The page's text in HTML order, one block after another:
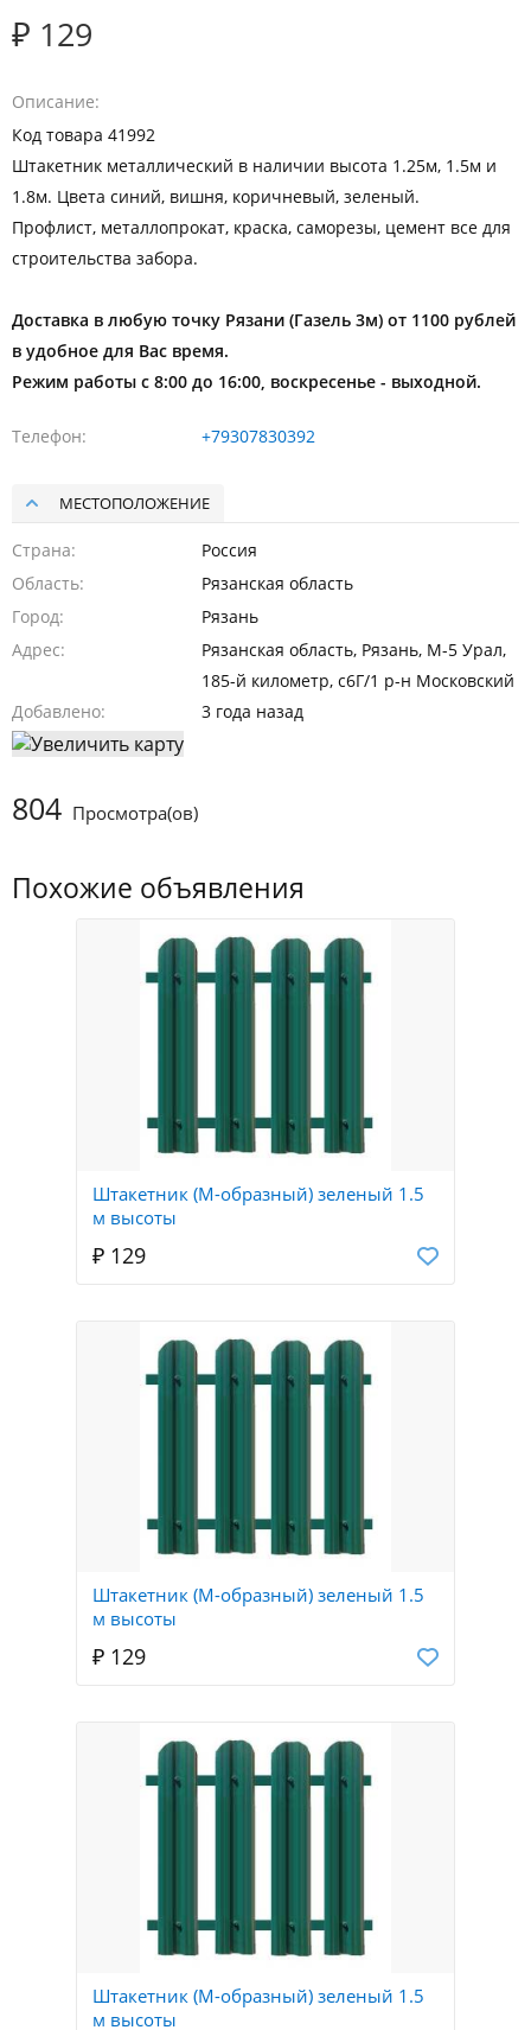
Похожие объявления
Штакетник (М-образный) зеленый 1.5
м высоты
₽ 129
Штакетник (М-образный) зеленый 1.5
м высоты
₽ 129
Штакетник (М-образный) зеленый 1.5
м высоты
₽ 129
Описание
Код товара 41992
Штакетник металлический в наличии высота 1.25м, 1.5м и
1.8м. Цвета синий, вишня, коричневый, зеленый.
Профлист, металлопрокат, краска, саморезы, цемент все для
строительства забора.
Доставка в любую точку Рязани (Газель 3м) от 1100 рублей
в удобное для Вас время.
Режим работы с 8:00 до 16:00, воскресенье - выходной.
Телефон +79307830392
МЕСТОПОЛОЖЕНИЕ
Страна
Россия
Область
Рязанская область
Город
Рязань
Адрес
Рязанская область, Рязань, М-5 Урал,
185-й километр, с6Г/1 р-н Московский
Добавлено
3 года назад
804 Просмотра(ов)